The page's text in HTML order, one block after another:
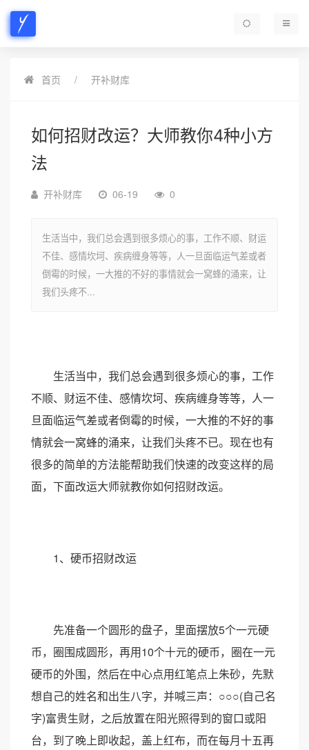
首页 开补财库
如何招财改运？大师教你4种小方
法
开补财库 06-19 0
生活当中，我们总会遇到很多烦心的事，工作不顺、财运
不佳、感情坎坷、疾病缠身等等，人一旦面临运气差或者
倒霉的时候，一大推的不好的事情就会一窝蜂的涌来，让
我们头疼不...
生活当中，我们总会遇到很多烦心的事，工作
不顺、财运不佳、感情坎坷、疾病缠身等等，人一
旦面临运气差或者倒霉的时候，一大推的不好的事
情就会一窝蜂的涌来，让我们头疼不已。现在也有
很多的简单的方法能帮助我们快速的改变这样的局
面，下面改运大师就教你如何招财改运。
1、硬币招财改运
先准备一个圆形的盘子，里面摆放5个一元硬
币，圈围成圆形，再用10个十元的硬币，圈在一元
硬币的外围，然后在中心点用红笔点上朱砂，先默
想自己的姓名和出生八字，并喊三声：○○○(自己名
字)富贵生财，之后放置在阳光照得到的窗口或阳
台，到了晚上即收起，盖上红布，而在每月十五再